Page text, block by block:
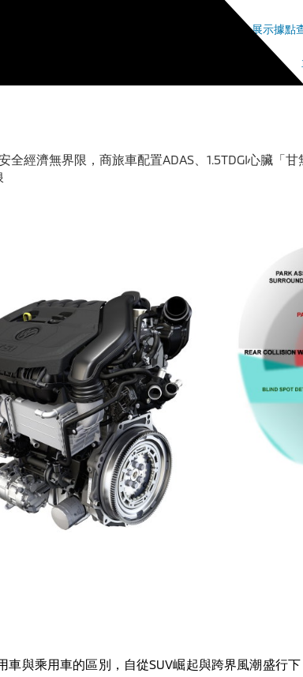
全經濟無界限，商旅車配置ADAS、1.5TDGI心臟「甘
車與乘用車的區別，自從SUV崛起與跨界風潮盛行
展示據點